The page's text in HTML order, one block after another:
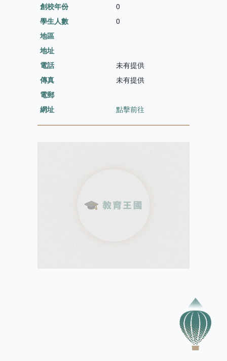
創校年份
0
學生人數
0
地區
地址
電話
未有提供
傳真
未有提供
電郵
網址
點擊前往